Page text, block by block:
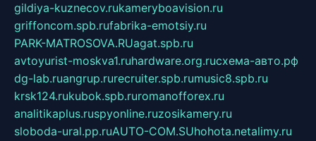
gildiya-kuznecov.rukameryboavision.ru
griffoncom.spb.rufabrika-emotsiy.ru
PARK-MATROSOVA.RUagat.spb.ru
avtoyurist-moskva1.ruhardware.org.ruсхема-авто.рф
dg-lab.ruangrup.rurecruiter.spb.rumusic8.spb.ru
krsk124.rukubok.spb.ruromanofforex.ru
analitikaplus.ruspyonline.ruzosikamery.ru
sloboda-ural.pp.ruAUTO-COM.SUhohota.netalimy.ru